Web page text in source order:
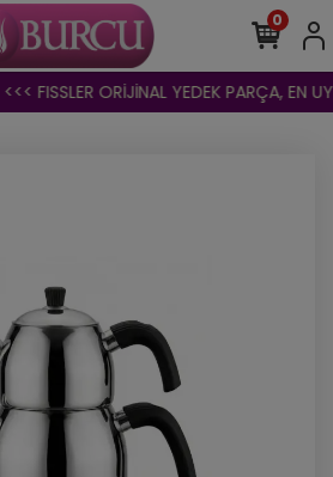
<<< FISSLER ORİJİNAL YEDEK PARÇA, EN
0